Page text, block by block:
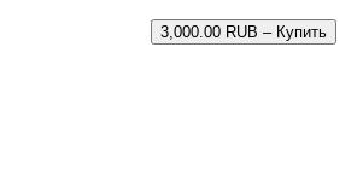
3,000.00 RUB – Купить